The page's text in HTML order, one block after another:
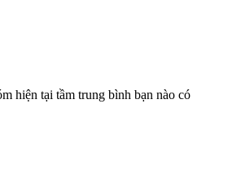
hiện tại tầm trung bình bạn nào có